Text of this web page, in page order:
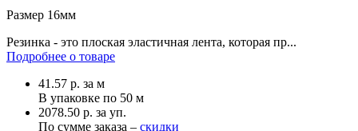
Размер 16мм
Резинка - это плоская эластичная лента, которая пр...
Подробнее о товаре
41.57 р. за м
В упаковке по 50 м
2078.50 р. за уп.
По сумме заказа – скидки